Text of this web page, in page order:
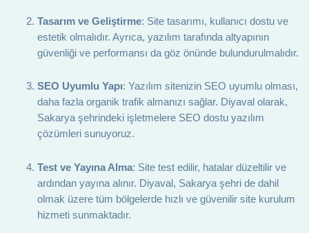
Tasarım ve Geliştirme: Site tasarımı, kullanıcı dostu ve
estetik olmalıdır. Ayrıca, yazılım tarafında altyapının
güvenliği ve performansı da göz önünde bulundurulmalıdır.
SEO Uyumlu Yapı: Yazılım sitenizin SEO uyumlu olması,
daha fazla organik trafik almanızı sağlar. Diyaval olarak,
Sakarya şehrindeki işletmelere SEO dostu yazılım
çözümleri sunuyoruz.
Test ve Yayına Alma: Site test edilir, hatalar düzeltilir ve
ardından yayına alınır. Diyaval, Sakarya şehri de dahil
olmak üzere tüm bölgelerde hızlı ve güvenilir site kurulum
hizmeti sunmaktadır.